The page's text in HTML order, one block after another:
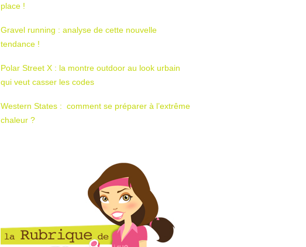
place !
Gravel running : analyse de cette nouvelle
tendance !
Polar Street X : la montre outdoor au look urbain
qui veut casser les codes
Western States : comment se préparer à l’extrême
chaleur ?